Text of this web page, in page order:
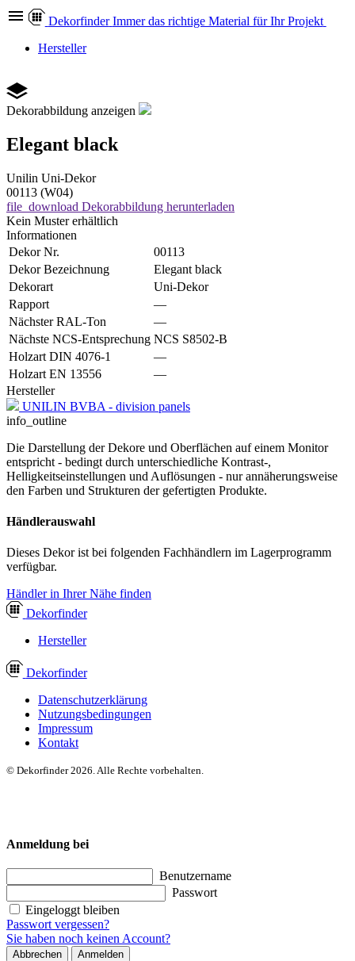
Dekorfinder Immer das richtige Material für Ihr Projekt
Hersteller
Dekorabbildung anzeigen
Elegant black
Unilin Uni-Dekor
00113 (W04)
file_download Dekorabbildung herunterladen
Kein Muster erhältlich
Informationen
Dekor Nr.
00113
Dekor Bezeichnung
Elegant black
Dekorart
Uni-Dekor
Rapport
—
Nächster RAL-Ton
—
Nächste NCS-Entsprechung NCS S8502-B
Holzart DIN 4076-1
—
Holzart EN 13556
—
Hersteller
UNILIN BVBA - division panels
info_outline
Die Darstellung der Dekore und Oberflächen auf einem Monitor
entspricht - bedingt durch unterschiedliche Kontrast-,
Helligkeitseinstellungen und Auflösungen - nur annäherungsweise
den Farben und Strukturen der gefertigten Produkte.
Händlerauswahl
Dieses Dekor ist bei folgenden Fachhändlern im Lagerprogramm
verfügbar.
Händler in Ihrer Nähe finden
Dekorfinder
Hersteller
Dekorfinder
Datenschutzerklärung
Nutzungsbedingungen
Impressum
Kontakt
© Dekorfinder 2026. Alle Rechte vorbehalten.
Anmeldung bei
Benutzername
Passwort
Eingeloggt bleiben
Passwort vergessen?
Sie haben noch keinen Account?
Abbrechen Anmelden